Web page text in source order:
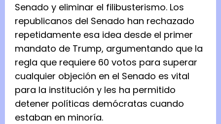
Senado y eliminar el filibusterismo. Los
republicanos del Senado han rechazado
repetidamente esa idea desde el primer
mandato de Trump, argumentando que la
regla que requiere 60 votos para superar
cualquier objeción en el Senado es vital
para la institución y les ha permitido
detener políticas demócratas cuando
estaban en minoría.